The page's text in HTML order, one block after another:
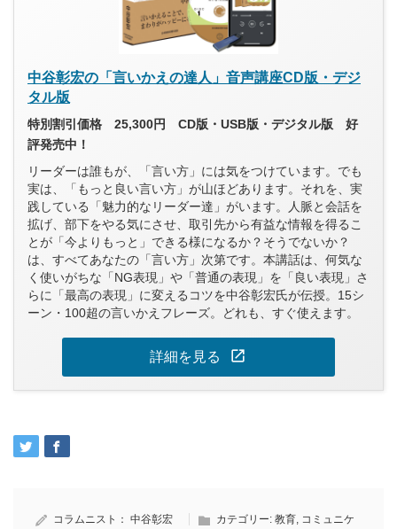
中谷彰宏の「言いかえの達人」音声講座CD版・デジ
タル版
特別割引価格 25,300円 CD版・USB版・デジタル版 好
評発売中！
リーダーは誰もが、「言い方」には気をつけています。でも
実は、「もっと良い言い方」が山ほどあります。それを、実
践している「魅力的なリーダー達」がいます。人脈と会話を
拡げ、部下をやる気にさせ、取引先から有益な情報を得るこ
とが「今よりもっと」できる様になるか？そうでないか？
は、すべてあなたの「言い方」次第です。本講話は、何気な
く使いがちな「NG表現」や「普通の表現」を「良い表現」さ
らに「最高の表現」に変えるコツを中谷彰宏氏が伝授。15シ
ーン・100超の言いかえフレーズ。どれも、すぐ使えます。
詳細を見る open_in_new
コラムニスト： 中谷彰宏 カテゴリー: 教育 コミュニケ